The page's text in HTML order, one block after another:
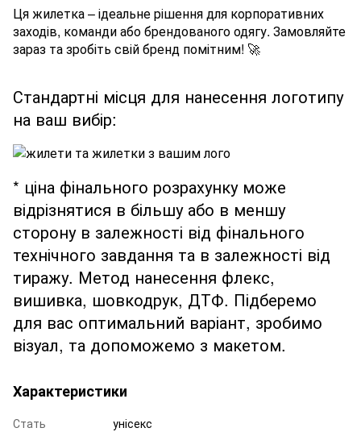
Ця жилетка – ідеальне рішення для корпоративних
заходів, команди або брендованого одягу. Замовляйте
зараз та зробіть свій бренд помітним! 🚀
Стандартні місця для нанесення логотипу
на ваш вибір:
* ціна фінального розрахунку може
відрізнятися в більшу або в меншу
сторону в залежності від фінального
технічного завдання та в залежності від
тиражу. Метод нанесення флекс,
вишивка, шовкодрук, ДТФ. Підберемо
для вас оптимальний варіант, зробимо
візуал, та допоможемо з макетом.
Характеристики
Стать
унісекс